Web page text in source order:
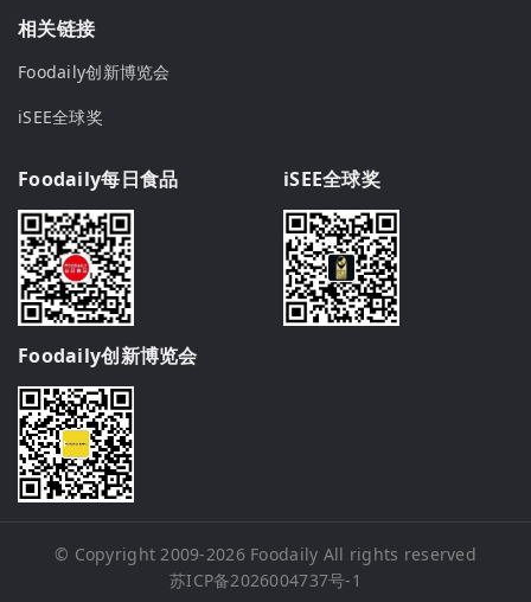
相关链接
Foodaily创新博览会
iSEE全球奖
Foodaily每日食品 iSEE全球奖
Foodaily创新博览会
© Copyright 2009-2026 Foodaily All rights reserved
苏ICP备2026004737号-1